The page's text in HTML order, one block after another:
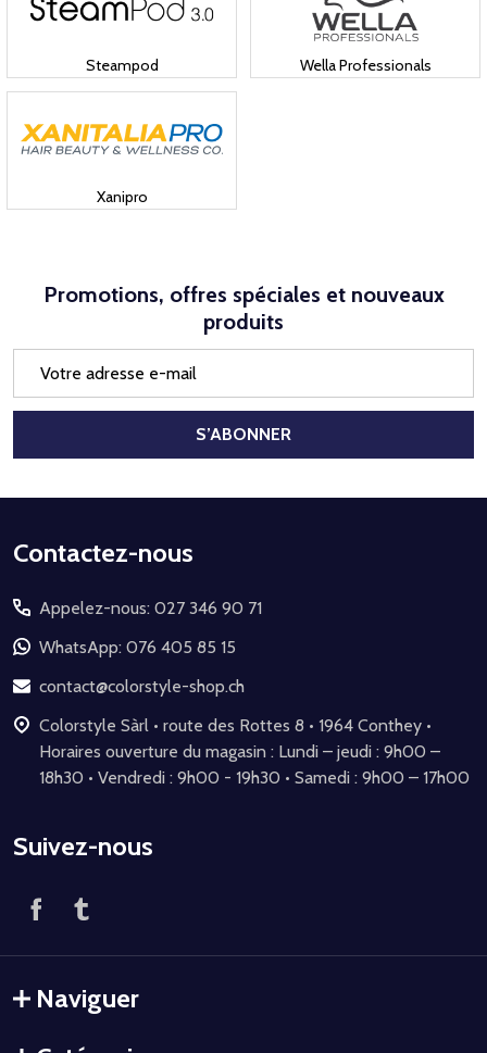
Steampod Wella Professionals
Xanipro
Promotions, offres spéciales et nouveaux
produits
mail
S’ABONNER
Début
pied
de
page
Contactez-nous
Appelez-nous: 027 346 90 71
WhatsApp: 076 405 85 15
contact@colorstyle-shop.ch
Colorstyle Sàrl • route des Rottes 8 • 1964 Conthey •
Horaires ouverture du magasin : Lundi – jeudi : 9h00 –
18h30 • Vendredi : 9h00 - 19h30 • Samedi : 9h00 – 17h00
Suivez-nous
Naviguer